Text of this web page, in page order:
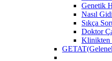
Genetik
Nasıl
Sıkça
Doktor
Klinikten